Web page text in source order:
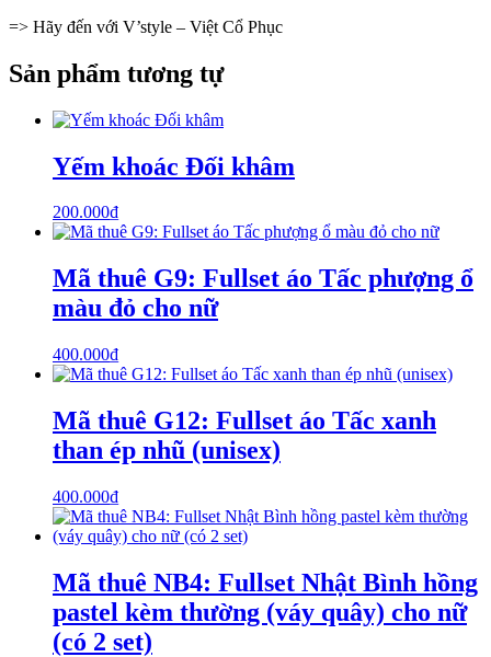
=> Hãy đến với V’style – Việt Cổ Phục
Sản phẩm tương tự
Yếm khoác Đối khâm
200.000₫
Mã thuê G9: Fullset áo Tấc phượng ổ
màu đỏ cho nữ
400.000₫
Mã thuê G12: Fullset áo Tấc xanh
than ép nhũ (unisex)
400.000₫
Mã thuê NB4: Fullset Nhật Bình hồng
pastel kèm thường (váy quây) cho nữ
(có 2 set)